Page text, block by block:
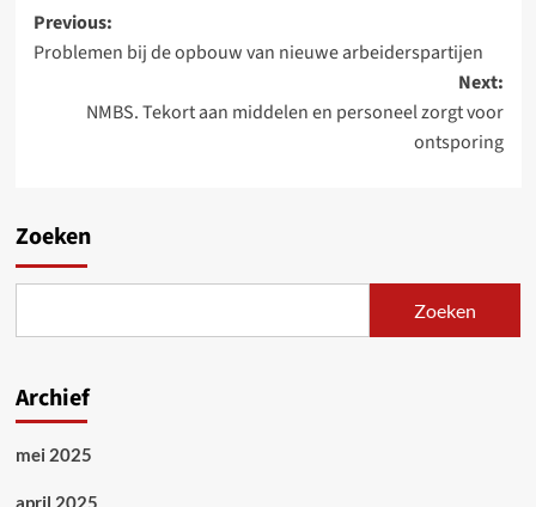
Post
navigation
Previous:
Problemen bij de opbouw van nieuwe arbeiderspartijen
Next:
NMBS. Tekort aan middelen en personeel zorgt voor
ontsporing
Zoeken
Zoeken
Archief
mei 2025